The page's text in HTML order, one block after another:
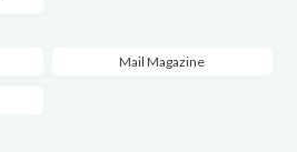
Mail Magazine